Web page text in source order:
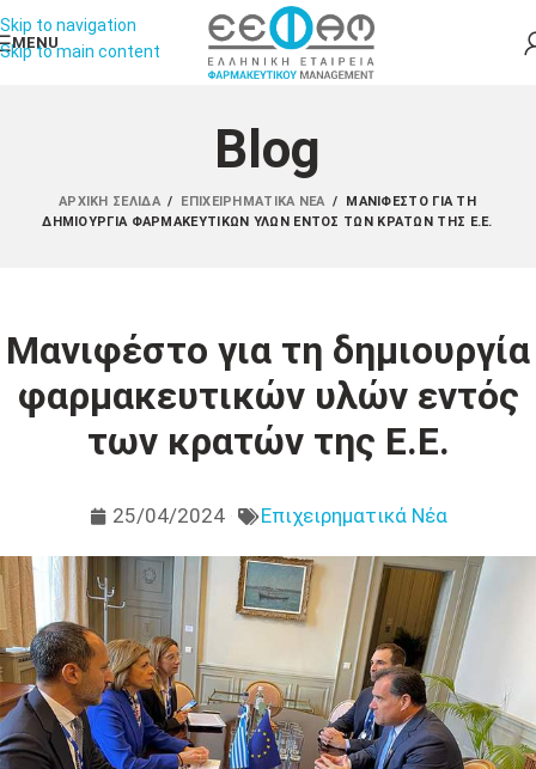
Skip to navigation
Skip to main content
MENU
Blog
ΑΡΧΙΚΉ ΣΕΛΊΔΑ / ΕΠΙΧΕΙΡΗΜΑΤΙΚΆ ΝΈΑ /
ΜΑΝΙΦΈΣΤΟ ΓΙΑ ΤΗ
ΔΗΜΙΟΥΡΓΊΑ ΦΑΡΜΑΚΕΥΤΙΚΏΝ ΥΛΏΝ ΕΝΤΌΣ ΤΩΝ ΚΡΑΤΏΝ ΤΗΣ Ε.Ε.
Μανιφέστο για τη δημιουργία
φαρμακευτικών υλών εντός
των κρατών της Ε.Ε.
25/04/2024 Επιχειρηματικά Νέα